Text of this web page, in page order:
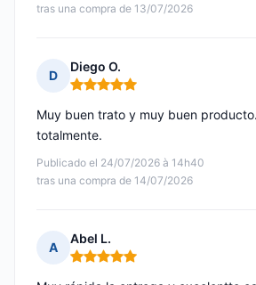
tras una compra de 13/07/2026
D
Diego O.
Nota: 5 de 5
Publicado el 24/07/2026 à 14h40
tras una compra de 14/07/2026
Muy buen trato y muy buen
totalmente.
A
Abel L.
Nota: 5 de 5